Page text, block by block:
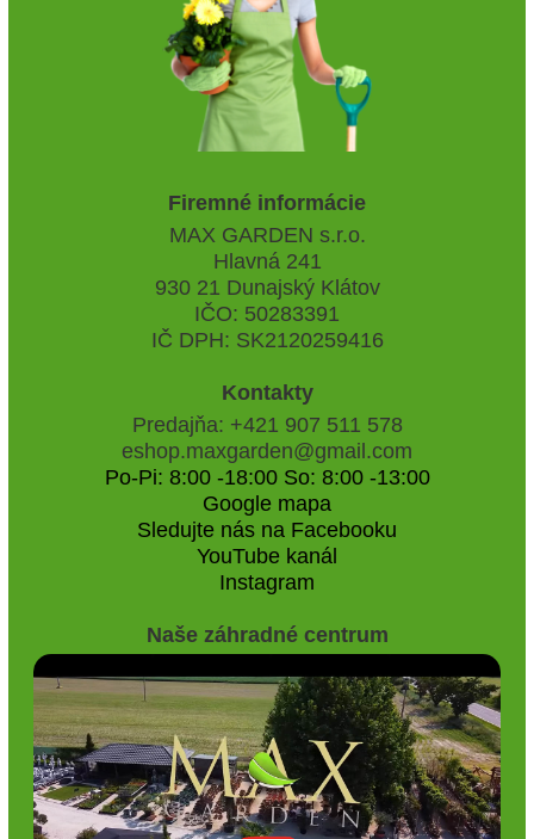
Firemné informácie
MAX GARDEN s.r.o.
Hlavná 241
930 21 Dunajský Klátov
IČO: 50283391
IČ DPH: SK2120259416
Kontakty
Predajňa: +421 907 511 578
eshop.maxgarden@gmail.com
Po-Pi: 8:00 -18:00 So: 8:00 -13:00
Google mapa
Sledujte nás na Facebooku
YouTube kanál
Instagram
Naše záhradné centrum